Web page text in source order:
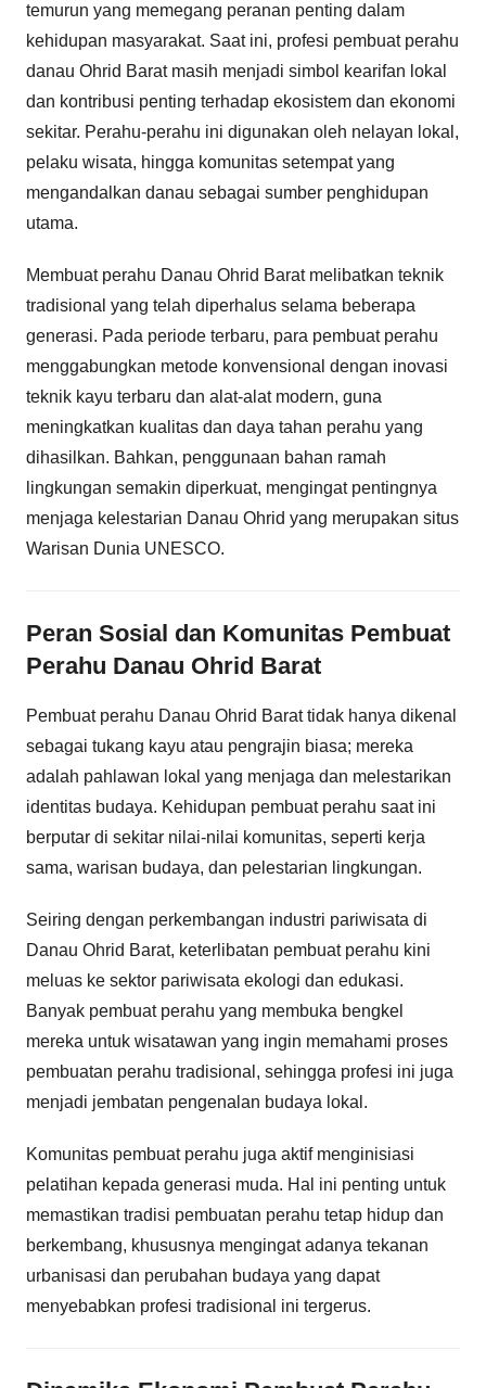
temurun yang memegang peranan penting dalam
kehidupan masyarakat. Saat ini, profesi pembuat perahu
danau Ohrid Barat masih menjadi simbol kearifan lokal
dan kontribusi penting terhadap ekosistem dan ekonomi
sekitar. Perahu-perahu ini digunakan oleh nelayan lokal,
pelaku wisata, hingga komunitas setempat yang
mengandalkan danau sebagai sumber penghidupan
utama.
Membuat perahu Danau Ohrid Barat melibatkan teknik
tradisional yang telah diperhalus selama beberapa
generasi. Pada periode terbaru, para pembuat perahu
menggabungkan metode konvensional dengan inovasi
teknik kayu terbaru dan alat-alat modern, guna
meningkatkan kualitas dan daya tahan perahu yang
dihasilkan. Bahkan, penggunaan bahan ramah
lingkungan semakin diperkuat, mengingat pentingnya
menjaga kelestarian Danau Ohrid yang merupakan situs
Warisan Dunia UNESCO.
Peran Sosial dan Komunitas Pembuat
Perahu Danau Ohrid Barat
Pembuat perahu Danau Ohrid Barat tidak hanya dikenal
sebagai tukang kayu atau pengrajin biasa; mereka
adalah pahlawan lokal yang menjaga dan melestarikan
identitas budaya. Kehidupan pembuat perahu saat ini
berputar di sekitar nilai-nilai komunitas, seperti kerja
sama, warisan budaya, dan pelestarian lingkungan.
Seiring dengan perkembangan industri pariwisata di
Danau Ohrid Barat, keterlibatan pembuat perahu kini
meluas ke sektor pariwisata ekologi dan edukasi.
Banyak pembuat perahu yang membuka bengkel
mereka untuk wisatawan yang ingin memahami proses
pembuatan perahu tradisional, sehingga profesi ini juga
menjadi jembatan pengenalan budaya lokal.
Komunitas pembuat perahu juga aktif menginisiasi
pelatihan kepada generasi muda. Hal ini penting untuk
memastikan tradisi pembuatan perahu tetap hidup dan
berkembang, khususnya mengingat adanya tekanan
urbanisasi dan perubahan budaya yang dapat
menyebabkan profesi tradisional ini tergerus.